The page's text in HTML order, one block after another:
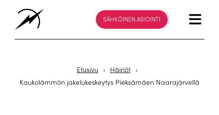
SÄHKÖINEN ASIOINTI
Etusivu › Häiriöt ›
Kaukolämmön jakelukeskeytys Pieksämäen Naarajärvellä